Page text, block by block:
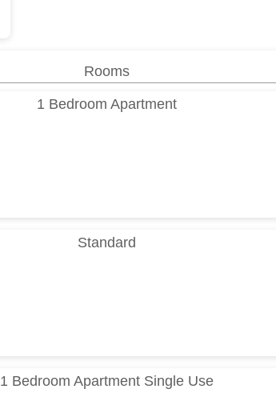
Rooms
1 Bedroom Apartment
Standard
1 Bedroom Apartment Single Use